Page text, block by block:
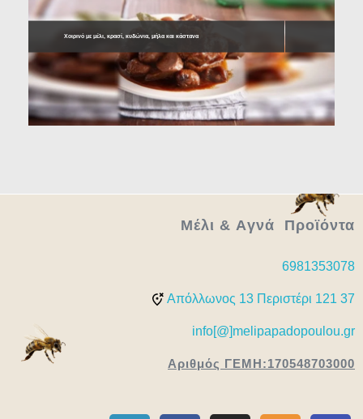
Χοιρινό με μέλι, κρασί, κυδώνια, μήλα και κάστανα
Μέλι & Aγνά Προϊόντα
6981353078
Απόλλωνος 13 Περιστέρι 121 37
info[@]melipapadopoulou.gr
Αριθμός ΓΕΜΗ:170548703000